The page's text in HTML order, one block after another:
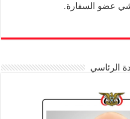
عضو السفارة.
الرئاسي